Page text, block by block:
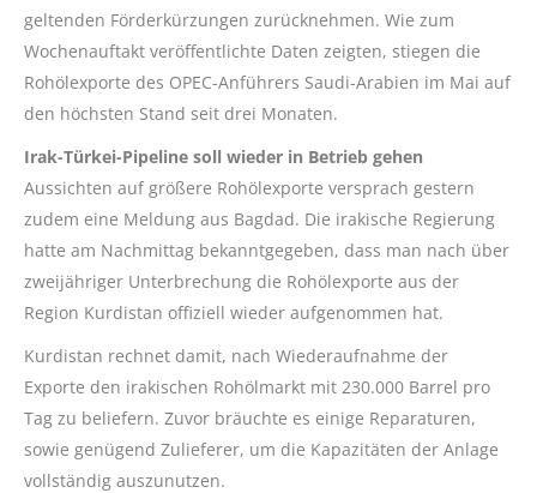
geltenden Förderkürzungen zurücknehmen. Wie zum
Wochenauftakt veröffentlichte Daten zeigten, stiegen die
Rohölexporte des OPEC-Anführers Saudi-Arabien im Mai auf
den höchsten Stand seit drei Monaten.
Irak-Türkei-Pipeline soll wieder in Betrieb gehen
Aussichten auf größere Rohölexporte versprach gestern
zudem eine Meldung aus Bagdad. Die irakische Regierung
hatte am Nachmittag bekanntgegeben, dass man nach über
zweijähriger Unterbrechung die Rohölexporte aus der
Region Kurdistan offiziell wieder aufgenommen hat.
Kurdistan rechnet damit, nach Wiederaufnahme der
Exporte den irakischen Rohölmarkt mit 230.000 Barrel pro
Tag zu beliefern. Zuvor bräuchte es einige Reparaturen,
sowie genügend Zulieferer, um die Kapazitäten der Anlage
vollständig auszunutzen.